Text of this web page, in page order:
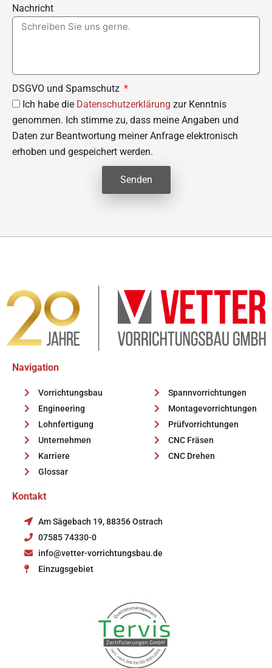
Nachricht
DSGVO und Spamschutz
Ich habe die Datenschutzerklärung zur Kenntnis
genommen. Ich stimme zu, dass meine Angaben und
Daten zur Beantwortung meiner Anfrage elektronisch
erhoben und gespeichert werden.
Senden
Navigation
Vorrichtungsbau
Engineering
Lohnfertigung
Unternehmen
Karriere
Glossar
Spannvorrichtungen
Montagevorrichtungen
Prüfvorrichtungen
CNC Fräsen
CNC Drehen
Kontakt
Am Sägebach 19, 88356 Ostrach
07585 74330-0
info@vetter-vorrichtungsbau.de
Einzugsgebiet